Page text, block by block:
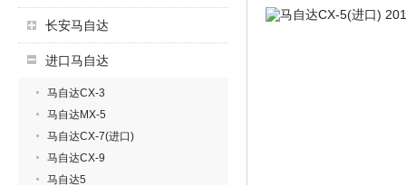
长安马自达
进口马自达
马自达CX-3
马自达MX-5
马自达CX-7(进口)
马自达CX-9
马自达5